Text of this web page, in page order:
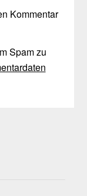
Kommentar
Spam zu